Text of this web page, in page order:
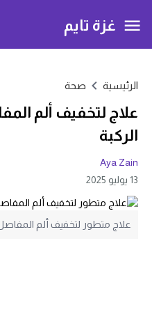
غزة تايم
الرئيسية صحة
علاج لتخفيف ألم
الركبة
Aya Zain
13 يوليو 2025
علاج متطور لتخفيف ألم